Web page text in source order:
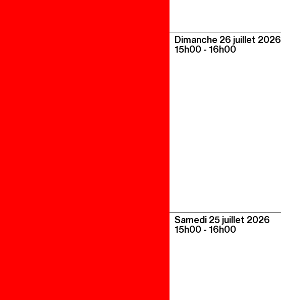
Dimanche 26 juillet 2026
15h00 - 16h00
Samedi 25 juillet 2026
15h00 - 16h00